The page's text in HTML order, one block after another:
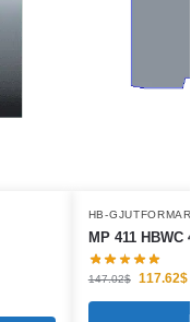
HB-
MP 411
147.02$ 117.62$